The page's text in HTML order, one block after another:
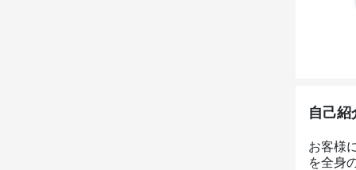
自己紹
お客様
を全身